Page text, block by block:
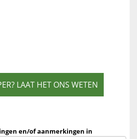
LAAT HET ONS WETEN
en/of aanmerkingen in